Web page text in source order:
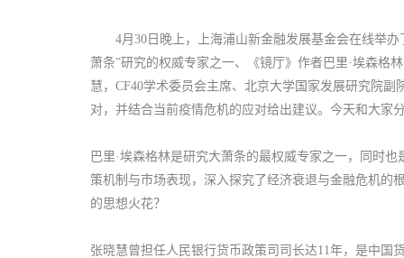
4月30日晚上，上海浦山新金融发展基金会在线举办
萧条”研究的权威专家之一、《镜厅》作者巴里·埃森格
慧，CF40学术委员会主席、北京大学国家发展研究院
对，并结合当前疫情危机的应对给出建议。今天和大家
巴里·埃森格林是研究大萧条的最权威专家之一，同时
策机制与市场表现，深入探究了经济衰退与金融危机的
的思想火花？
张晓慧曾担任人民银行货币政策司司长达11年，是中